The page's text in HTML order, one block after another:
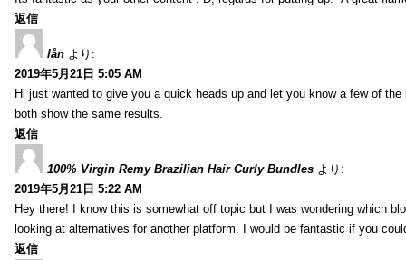
返信
lån より:
2019年5月21日 5:05 AM
Hi just wanted to give you a quick heads up and let you know a few of
both show the same results.
返信
100% Virgin Remy Brazilian Hair Curly Bundles より:
2019年5月21日 5:22 AM
Hey there! I know this is somewhat off topic but I was wondering which
looking at alternatives for another platform. I would be fantastic if you
返信